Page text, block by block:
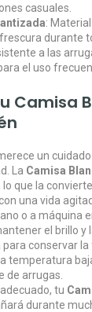
casuales.
:
durante
a las
el uso
Camisa
un
La Camisa
lo que la
una vida
o a máquina
el brillo y
para conservar
temperatura
de arrugas.
tu
durante